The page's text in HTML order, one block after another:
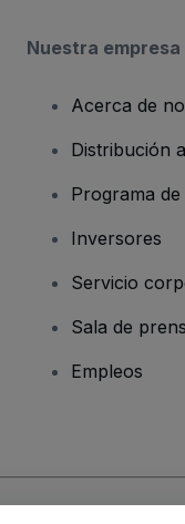
Nuestra empresa
Acerca de
Distribución
Programa
Inversores
Servicio
Sala de
Empleos